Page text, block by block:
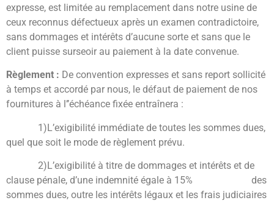
expresse, est limitée au remplacement dans notre usine de
ceux reconnus défectueux après un examen contradictoire,
sans dommages et intérêts d’aucune sorte et sans que le
client puisse surseoir au paiement à la date convenue.
Règlement : De convention expresses et sans report sollicité
à temps et accordé par nous, le défaut de paiement de nos
fournitures à l’’échéance fixée entraînera :
1)L’exigibilité immédiate de toutes les sommes dues,
quel que soit le mode de règlement prévu.
2)L’exigibilité à titre de dommages et intérêts et de
clause pénale, d’une indemnité égale à 15% des
sommes dues, outre les intérêts légaux et les frais judiciaires